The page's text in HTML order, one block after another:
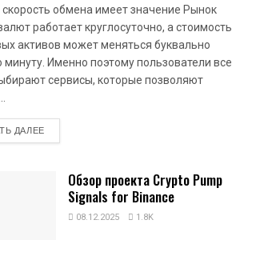
обмена имеет значение Рынок
работает круглосуточно, а стоимость
активов может меняться буквально
Именно поэтому пользователи все
сервисы, которые позволяют
ДАЛЕЕDETAILS
Обзор проекта Crypto Pump
Signals for Binance
08.12.2025 1.8K